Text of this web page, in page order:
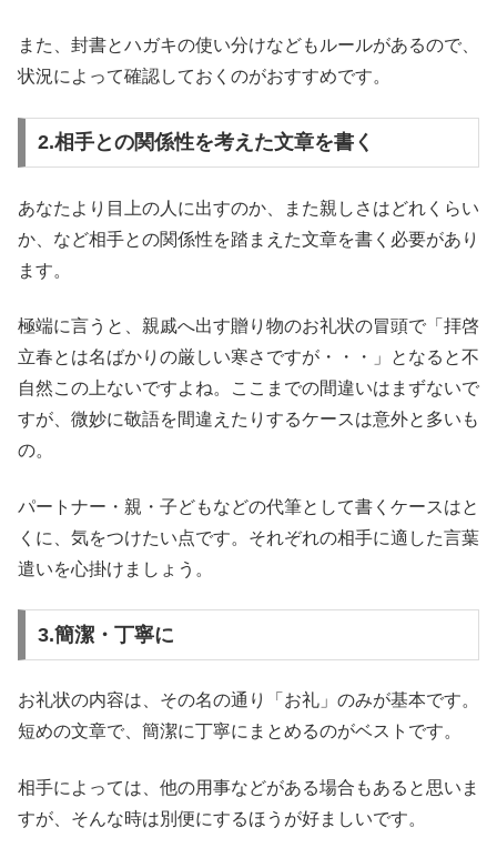
また、封書とハガキの使い分けなどもルールがあるので、
状況によって確認しておくのがおすすめです。
2.相手との関係性を考えた文章を書く
あなたより目上の人に出すのか、また親しさはどれくらい
か、など相手との関係性を踏まえた文章を書く必要があり
ます。
極端に言うと、親戚へ出す贈り物のお礼状の冒頭で「拝啓
立春とは名ばかりの厳しい寒さですが・・・」となると不
自然この上ないですよね。ここまでの間違いはまずないで
すが、微妙に敬語を間違えたりするケースは意外と多いも
の。
パートナー・親・子どもなどの代筆として書くケースはと
くに、気をつけたい点です。それぞれの相手に適した言葉
遣いを心掛けましょう。
3.簡潔・丁寧に
お礼状の内容は、その名の通り「お礼」のみが基本です。
短めの文章で、簡潔に丁寧にまとめるのがベストです。
相手によっては、他の用事などがある場合もあると思いま
すが、そんな時は別便にするほうが好ましいです。